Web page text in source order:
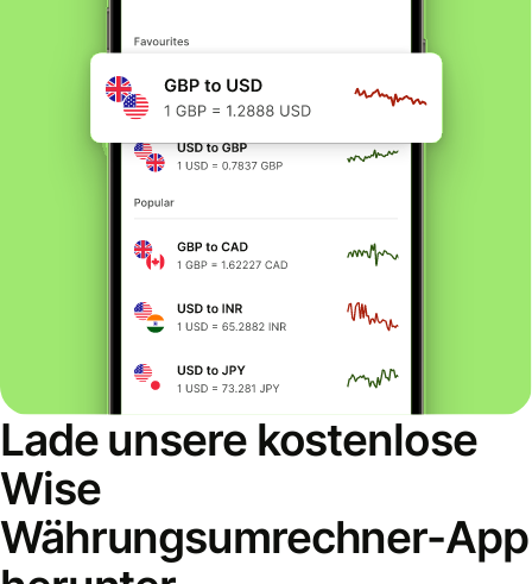
Lade unsere kostenlose
Wise
Währungsumrechner-App